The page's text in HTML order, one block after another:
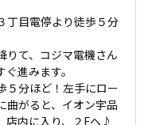
目電停より徒歩５分
りて、コジマ電機さん
進みます。
５分ほど！左手にロー
曲がると、イオン宇品
店内に入り、２Fへ♪